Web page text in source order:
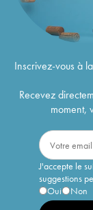
Inscrivez-vous à
Recevez
moment,
J'accepte le
suggestions
Oui
Non